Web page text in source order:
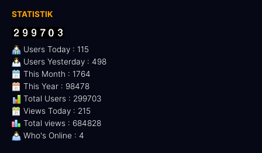
STATISTIK
Users Today : 115
Users Yesterday : 498
This Month : 1764
This Year : 98478
Total Users : 299703
Views Today : 215
Total views : 684828
Who's Online : 4